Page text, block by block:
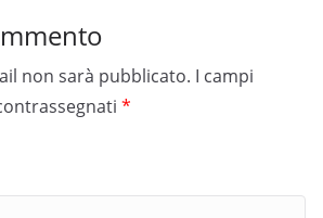
non sarà pubblicato. I campi
*